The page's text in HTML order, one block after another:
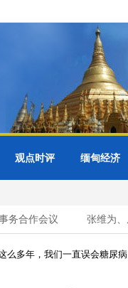
观点时评 缅甸经济
作会议 张维为、唐
么多年，我们一直误会糖尿